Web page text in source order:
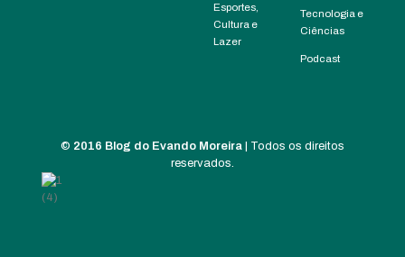
Esportes,
Cultura e
Lazer
Tecnologia e
Ciências
Podcast
© 2016 Blog do Evando Moreira | Todos os direitos
reservados.